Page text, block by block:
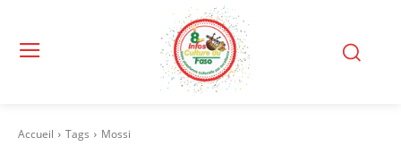
Accueil Tags Mossi